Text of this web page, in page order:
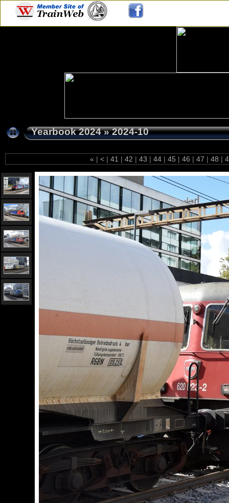
Yearbook 2024»2024-10
« | < | 41 | 42 | 43 | 44 | 45 | 46 | 47 | 48 |